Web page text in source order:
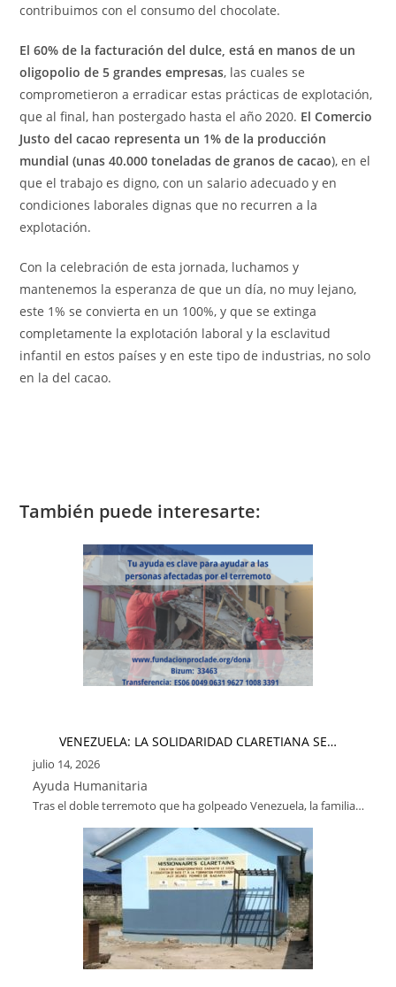
contribuimos con el consumo del chocolate.
El 60% de la facturación del dulce, está en manos de un
oligopolio de 5 grandes empresas, las cuales se
comprometieron a erradicar estas prácticas de explotación,
que al final, han postergado hasta el año 2020. El Comercio
Justo del cacao representa un 1% de la producción
mundial (unas 40.000 toneladas de granos de cacao), en el
que el trabajo es digno, con un salario adecuado y en
condiciones laborales dignas que no recurren a la
explotación.
Con la celebración de esta jornada, luchamos y
mantenemos la esperanza de que un día, no muy lejano,
este 1% se convierta en un 100%, y que se extinga
completamente la explotación laboral y la esclavitud
infantil en estos países y en este tipo de industrias, no solo
en la del cacao.
También puede interesarte:
VENEZUELA: LA SOLIDARIDAD CLARETIANA SE…
julio 14, 2026
Ayuda Humanitaria
Tras el doble terremoto que ha golpeado Venezuela, la familia…